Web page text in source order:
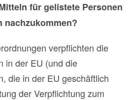
für gelistete Personen
nachzukommen?
verpflichten die
in der EU (und die
die in der EU geschäftlich
der Verpflichtung zum